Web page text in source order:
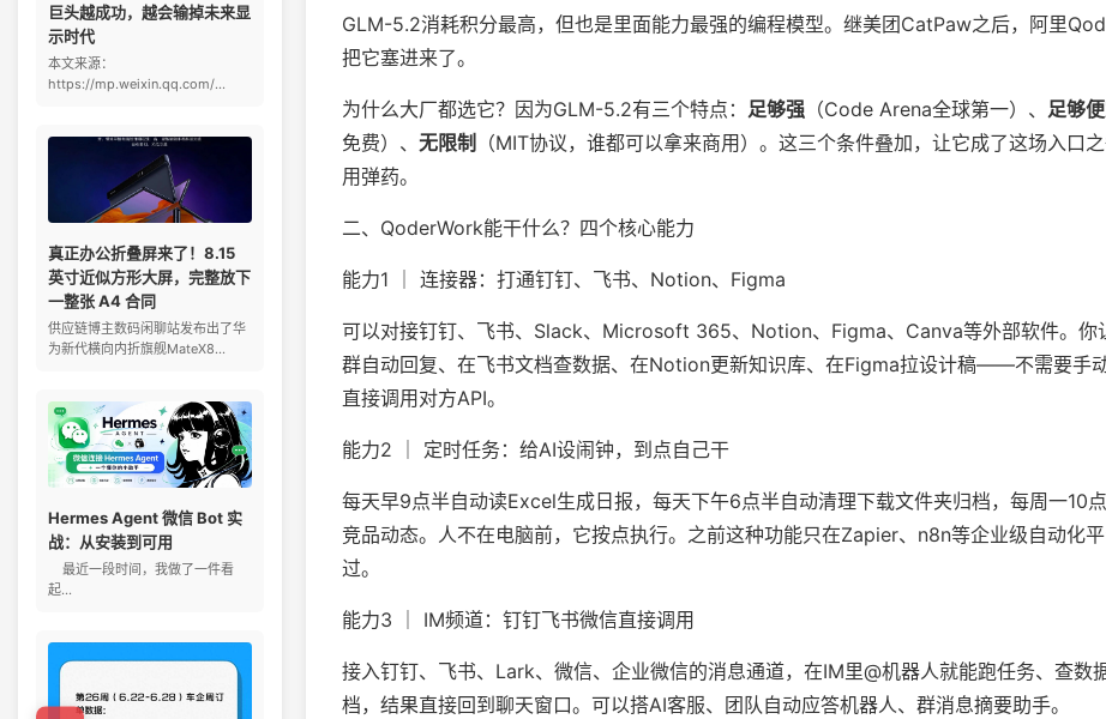
巨头越成功，越会输掉未来显
示时代
本文来源：
https://mp.weixin.qq.com/...
真正办公折叠屏来了！8.15
英寸近似方形大屏，完整放下
一整张 A4 合同
供应链博主数码闲聊站发布出了华
为新代横向内折旗舰MateX8...
Hermes Agent 微信 Bot 实
战：从安装到可用
最近一段时间，我做了一件看
起...
GLM-5.2消耗积分最高，但也是里面能力最强的编程模型。继美团CatPaw之后，阿里
把它塞进来了。
为什么大厂都选它？因为GLM-5.2有三个特点： 足够强 （Code Arena全球第一）、 足够
免费）、 无限制
（MIT协议，谁都可以拿来商用）。这三个条件叠加，让它成了这场入口
用弹药。
二、QoderWork能干什么？四个核心能力
能力1 ｜ 连接器：打通钉钉、飞书、Notion、Figma
可以对接钉钉、飞书、Slack、Microsoft 365、Notion、Figma、Canva等外部软件。你
群自动回复、在飞书文档查数据、在Notion更新知识库、在Figma拉设计稿——不需要手动
直接调用对方API。
能力2 ｜ 定时任务：给AI设闹钟，到点自己干
每天早9点半自动读Excel生成日报，每天下午6点半自动清理下载文件夹归档，每周一10
竞品动态。人不在电脑前，它按点执行。之前这种功能只在Zapier、n8n等企业级自动化
过。
能力3 ｜ IM频道：钉钉飞书微信直接调用
接入钉钉、飞书、Lark、微信、企业微信的消息通道，在IM里@机器人就能跑任务、查数
档，结果直接回到聊天窗口。可以搭AI客服、团队自动应答机器人、群消息摘要助手。